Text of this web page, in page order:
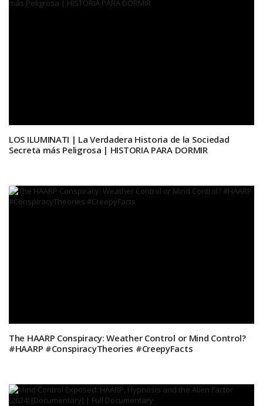
LOS ILUMINATI | La Verdadera Historia de la Sociedad
Secreta más Peligrosa | HISTORIA PARA DORMIR
The HAARP Conspiracy: Weather Control or Mind Control?
#HAARP #ConspiracyTheories #CreepyFacts